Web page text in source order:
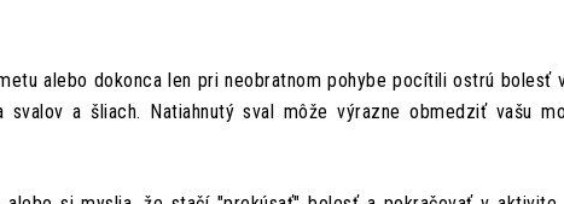
alebo dokonca len pri neobratnom pohybe pocítili ostrú bolesť
a šliach. Natiahnutý sval môže výrazne obmedziť vašu